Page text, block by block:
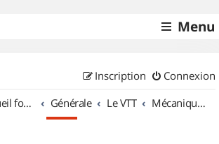
Menu
Connexion
Inscription
Accueil forum Générale Le VTT Mécanique et Entretiens